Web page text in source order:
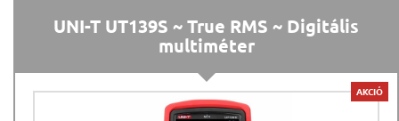
UNI-T UT139S ~ True RMS ~ Digitális
multiméter
AKCIÓ